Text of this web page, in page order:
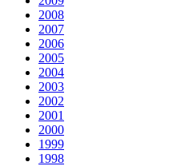
2008
2007
2006
2005
2004
2003
2002
2001
2000
1999
1998